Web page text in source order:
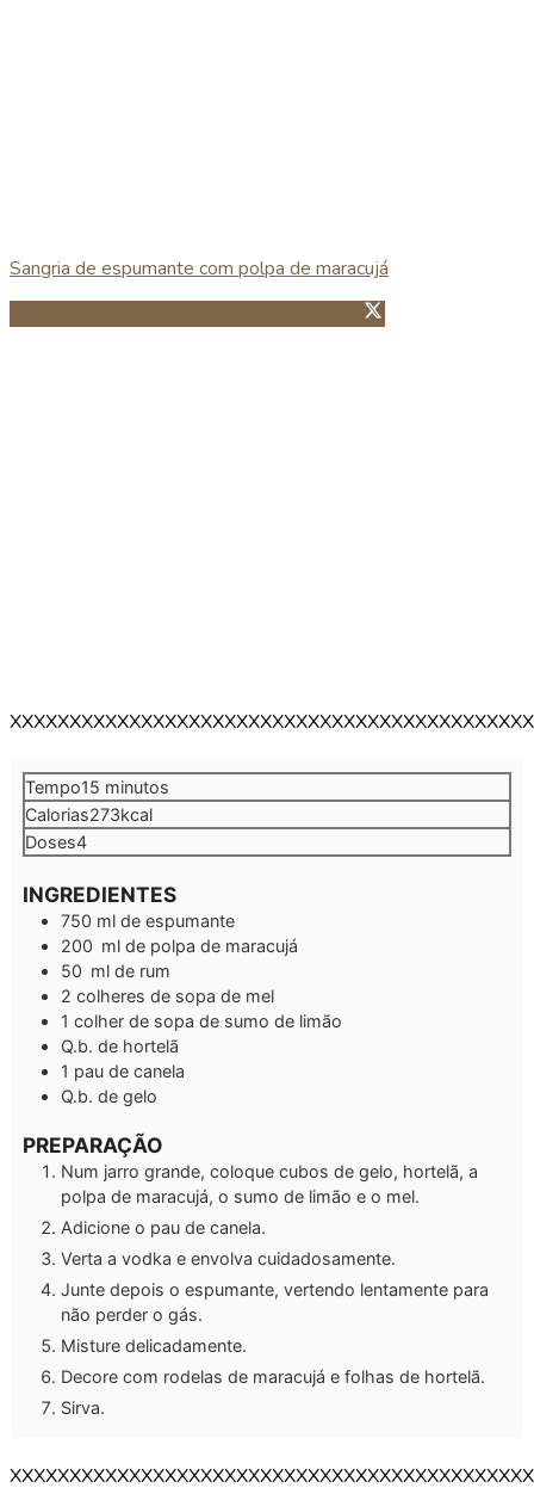
Sangria de espumante com polpa de maracujá
Guardar no Pinterest
Tempo15 minutos
minutos
Calorias273kcal
Doses4
INGREDIENTES
750 ml de espumante
200 ml de polpa de maracujá
50 ml de rum
2 colheres de sopa de mel
1 colher de sopa de sumo de limão
Q.b. de hortelã
1 pau de canela
Q.b. de gelo
PREPARAÇÃO
Num jarro grande, coloque cubos de gelo, hortelã, a
polpa de maracujá, o sumo de limão e o mel.
Adicione o pau de canela.
Verta a vodka e envolva cuidadosamente.
Junte depois o espumante, vertendo lentamente para
não perder o gás.
Misture delicadamente.
Decore com rodelas de maracujá e folhas de hortelã.
Sirva.